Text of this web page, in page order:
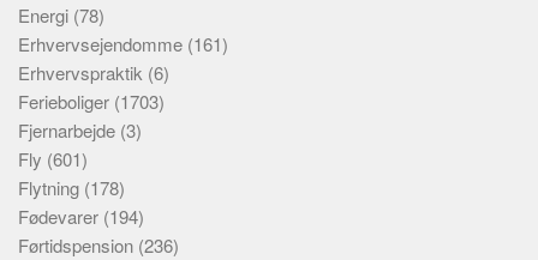
Energi (78)
Erhvervsejendomme (161)
Erhvervspraktik (6)
Ferieboliger (1703)
Fjernarbejde (3)
Fly (601)
Flytning (178)
Fødevarer (194)
Førtidspension (236)